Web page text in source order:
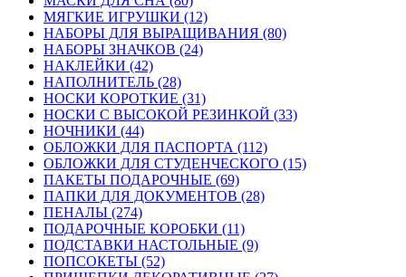
МЯГКИЕ ИГРУШКИ (12)
НАБОРЫ ДЛЯ ВЫРАЩИВАНИЯ (80)
НАБОРЫ ЗНАЧКОВ (24)
НАКЛЕЙКИ (42)
НАПОЛНИТЕЛЬ (28)
НОСКИ КОРОТКИЕ (31)
НОСКИ С ВЫСОКОЙ РЕЗИНКОЙ (33)
НОЧНИКИ (44)
ОБЛОЖКИ ДЛЯ ПАСПОРТА (112)
ОБЛОЖКИ ДЛЯ СТУДЕНЧЕСКОГО (15)
ПАКЕТЫ ПОДАРОЧНЫЕ (69)
ПАПКИ ДЛЯ ДОКУМЕНТОВ (28)
ПЕНАЛЫ (274)
ПОДАРОЧНЫЕ КОРОБКИ (11)
ПОДСТАВКИ НАСТОЛЬНЫЕ (9)
ПОПСОКЕТЫ (52)